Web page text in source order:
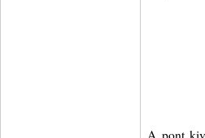
A pont